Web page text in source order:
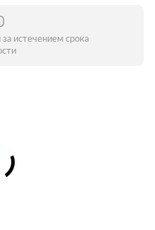
истечением срока